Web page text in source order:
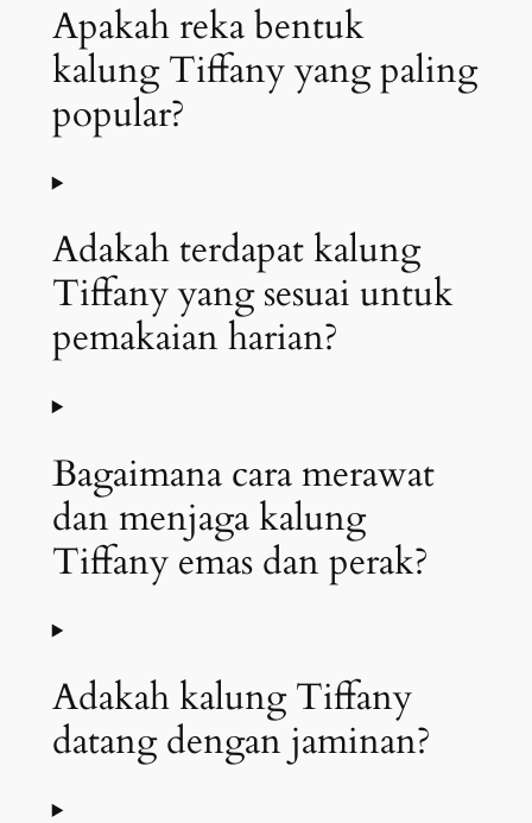
Apakah reka bentuk
kalung Tiffany yang paling
popular?
Adakah terdapat kalung
Tiffany yang sesuai untuk
pemakaian harian?
Bagaimana cara merawat
dan menjaga kalung
Tiffany emas dan perak?
Adakah kalung Tiffany
datang dengan jaminan?